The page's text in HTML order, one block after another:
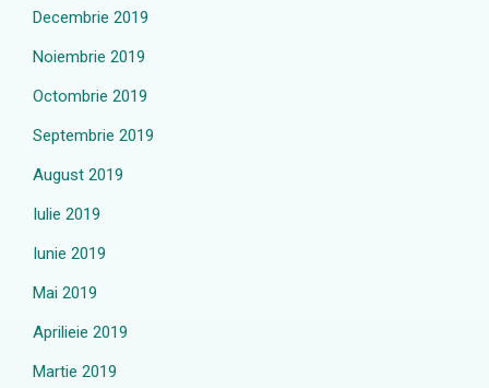
Decembrie 2019
Noiembrie 2019
Octombrie 2019
Septembrie 2019
August 2019
Iulie 2019
Iunie 2019
Mai 2019
Aprilieie 2019
Martie 2019